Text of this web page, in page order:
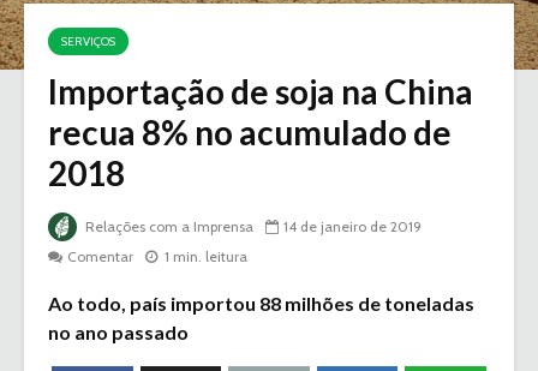
SERVIÇOS
Importação de soja na China
recua 8% no acumulado de
2018
Relações com a Imprensa
14 de janeiro de 2019
Comentar
1 min. leitura
Ao todo, país importou 88 milhões de toneladas
no ano passado